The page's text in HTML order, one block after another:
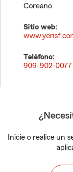
Coreano
Sitio web:
Teléfono:
909-902-0077
Inicie o realice un